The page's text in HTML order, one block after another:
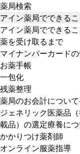
薬局検索
アイン薬局でできるこ
アイン薬局でできる
薬を受け取るまで
マイナンバーカード
お薬手帳
一包化
残薬整理
薬局のお会計につい
ジェネリック医薬品
載品）の選定療養に
かかりつけ薬剤師
オンライン服薬指導